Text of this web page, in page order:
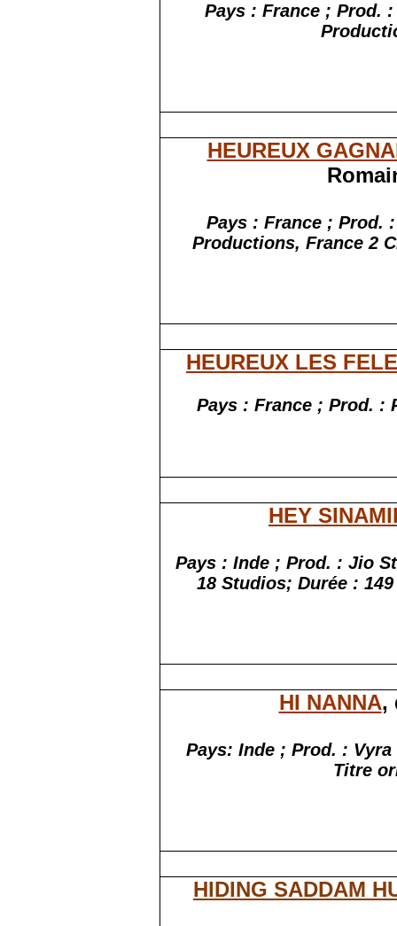
Pays : France ; Prod.
HEUREUX
Pays : France ; Prod.
Productions, France 2
HEUREUX LES
Pays : France ; Prod. :
HEY
Pays : Inde ; Prod. : Jio
18 Studios; Durée:
HI NANNA,
Pays: Inde ; Prod. : Vyra
Titre
HIDING SADDAM